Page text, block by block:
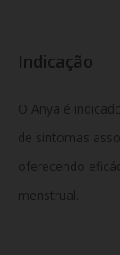
Indicação
O Anya é
de sintomas
oferecendo
menstrual.